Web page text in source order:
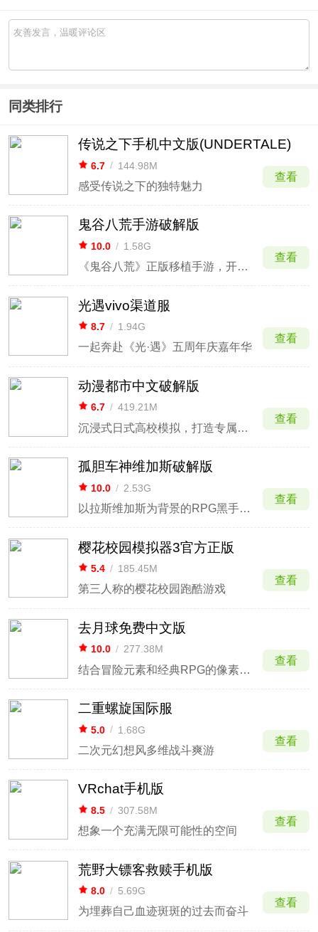
同类排行
传说之下手机中文版(UNDERTALE)
6.7 / 144.98M
感受传说之下的独特魅力
查看
鬼谷八荒手游破解版
10.0 / 1.58G
《鬼谷八荒》正版移植手游，开放沙盒修仙
查看
光遇vivo渠道服
8.7 / 1.94G
一起奔赴《光·遇》五周年庆嘉年华
查看
动漫都市中文破解版
6.7 / 419.21M
沉浸式日式高校模拟，打造专属校园日常
查看
孤胆车神维加斯破解版
10.0 / 2.53G
以拉斯维加斯为背景的RPG黑手党和犯罪在线游戏
查看
樱花校园模拟器3官方正版
5.4 / 185.45M
第三人称的樱花校园跑酷游戏
查看
去月球免费中文版
10.0 / 277.38M
结合冒险元素和经典RPG的像素画微型游戏
查看
二重螺旋国际服
5.0 / 1.68G
二次元幻想风多维战斗爽游
查看
VRchat手机版
8.5 / 307.58M
想象一个充满无限可能性的空间
查看
荒野大镖客救赎手机版
8.0 / 5.69G
为埋葬自己血迹斑斑的过去而奋斗
查看